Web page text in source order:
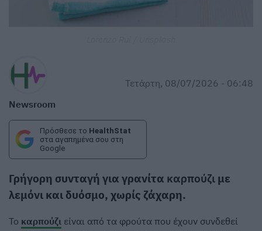
Newsroom
Τετάρτη, 08/07/2026 - 06:48
Πρόσθεσε το HealthStat
στα αγαπημένα σου στη
Google
Γρήγορη συνταγή για γρανίτα καρπούζι με
λεμόνι και δυόσμο, χωρίς ζάχαρη.
Το καρπούζι είναι από τα φρούτα που έχουν συνδεθεί